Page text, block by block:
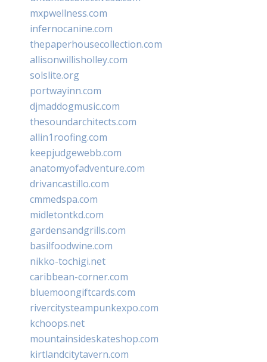
mxpwellness.com
infernocanine.com
thepaperhousecollection.com
allisonwillisholley.com
solslite.org
portwayinn.com
djmaddogmusic.com
thesoundarchitects.com
allin1roofing.com
keepjudgewebb.com
anatomyofadventure.com
drivancastillo.com
cmmedspa.com
midletontkd.com
gardensandgrills.com
basilfoodwine.com
nikko-tochigi.net
caribbean-corner.com
bluemoongiftcards.com
rivercitysteampunkexpo.com
kchoops.net
mountainsideskateshop.com
kirtlandcitytavern.com